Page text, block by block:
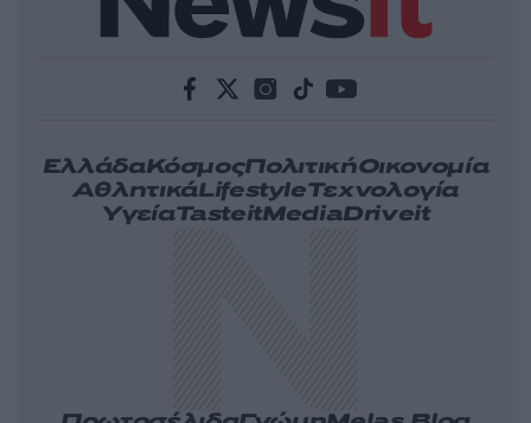
ΕλλάδαΚόσμοςΠολιτικήΟικονομία
ΑθλητικάLifestyleΤεχνολογία
ΥγείαTasteitMediaDriveit